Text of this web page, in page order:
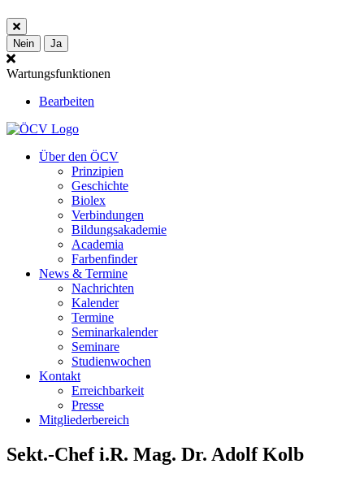
Nein Ja
Wartungsfunktionen
Bearbeiten
Über den ÖCV
Prinzipien
Geschichte
Biolex
Verbindungen
Bildungsakademie
Academia
Farbenfinder
News & Termine
Nachrichten
Kalender
Termine
Seminarkalender
Seminare
Studienwochen
Kontakt
Erreichbarkeit
Presse
Mitgliederbereich
Sekt.-Chef i.R. Mag. Dr. Adolf Kolb